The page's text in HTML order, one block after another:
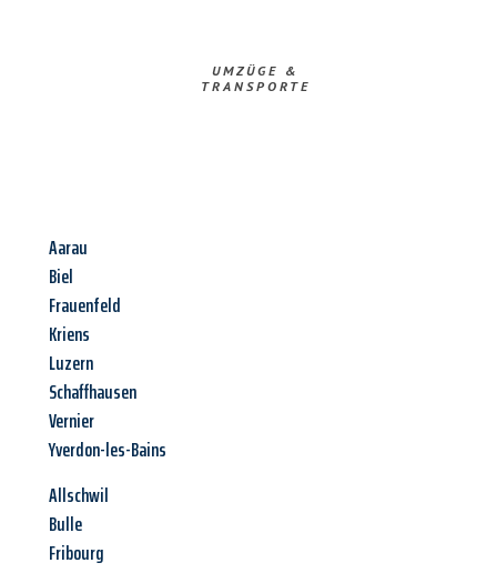
UMZÜGE &
TRANSPORTE
Aarau
Biel
Frauenfeld
Kriens
Luzern
Schaffhausen
Vernier
Yverdon-les-Bains
Allschwil
Bulle
Fribourg